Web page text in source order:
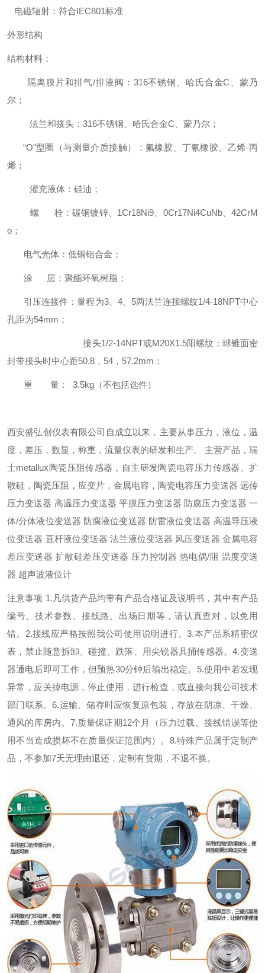
电磁辐射：符合IEC801标准
外形结构
结构材料：
隔离膜片和排气/排液阀：316不锈钢、哈氏合金C、蒙乃
尔；
法兰和接头：316不锈钢、哈氏合金C、蒙乃尔；
“O"型圈（与测量介质接触）：氟橡胶、丁氰橡胶、乙烯-丙
烯；
灌充液体：硅油；
螺 栓：碳钢镀锌、1Cr18Ni9、0Cr17Ni4CuNb、42CrM
o；
电气壳体：低铜铝合金；
涂 层：聚酯环氧树脂；
引压连接件：量程为3、4、5两法兰连接螺纹1/4-18NPT中心
孔距为54mm；
接头1/2-14NPT或M20X1.5阳螺纹；球锥面密
封带接头时中心距50.8，54，57.2mm；
重 量： 3.5kg（不包括选件）
西安盛弘创仪表有限公司自成立以来，主要从事压力，液位，温
度，差压，数显，称重，流量仪表的研发和生产。 主营产品，瑞
士metallux陶瓷压阻传感器，自主研发陶瓷电容压力传感器。扩
散硅，陶瓷压阻，应变片，金属电容，陶瓷电容压力变送器 远传
压力变送器 高温压力变送器 平膜压力变送器 防腐压力变送器 一
体/分体液位变送器 防腐液位变送器 防雷液位变送器 高温导压液
位变送器 直杆液位变送器 法兰液位变送器 风压变送器 金属电容
差压变送器 扩散硅差压变送器 压力控制器 热电偶/阻 温度变送
器 超声波液位计
注意事项 1.凡供货产品均带有产品合格证及说明书，其中有产品
编号、技术参数、接线路、出场日期等，请认真查对，以免用
错。2.接线应严格按照我公司使用说明进行。3.本产品系精密仪
表，禁止随意拆卸、碰撞、跌落、用尖锐器具捅传感器。4.变送
器通电后即可工作，但预热30分钟后输出稳定。5.使用中若发现
异常，应关掉电源，停止使用，进行检查，或直接向我公司技术
部门联系。6.运输、储存时应恢复原包装，存放在阴凉、干燥、
通风的库房内。7.质量保证期12个月（压力过载、接线错误等使
用不当造成损坏不在质量保证范围内）。8.特殊产品属于定制产
品，不参加7天无理由退还，定制有货期，不退不换。